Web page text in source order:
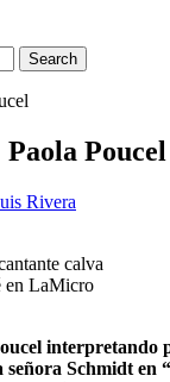
Poucel
Rivera
calva
en LaMicro
interpretando
señora Schmidt en